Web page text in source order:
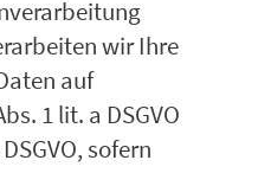
wir Ihre
auf
1 lit. a DSGVO
sofern